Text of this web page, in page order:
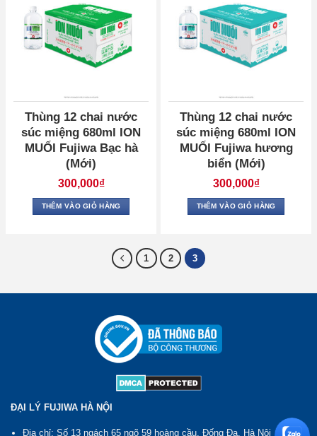
Thùng 12 chai nước
súc miệng 680ml ION
MUỐI Fujiwa Bạc hà
(Mới)
300,000₫
THÊM VÀO GIỎ HÀNG
Thùng 12 chai nước
súc miệng 680ml ION
MUỐI Fujiwa hương
biển (Mới)
300,000₫
THÊM VÀO GIỎ HÀNG
1 2 3
ĐẠI LÝ FUJIWA HÀ NỘI
Địa chỉ: Số 13 ngách 65 ngõ 59 hoàng cầu, Đống Đa, Hà Nội